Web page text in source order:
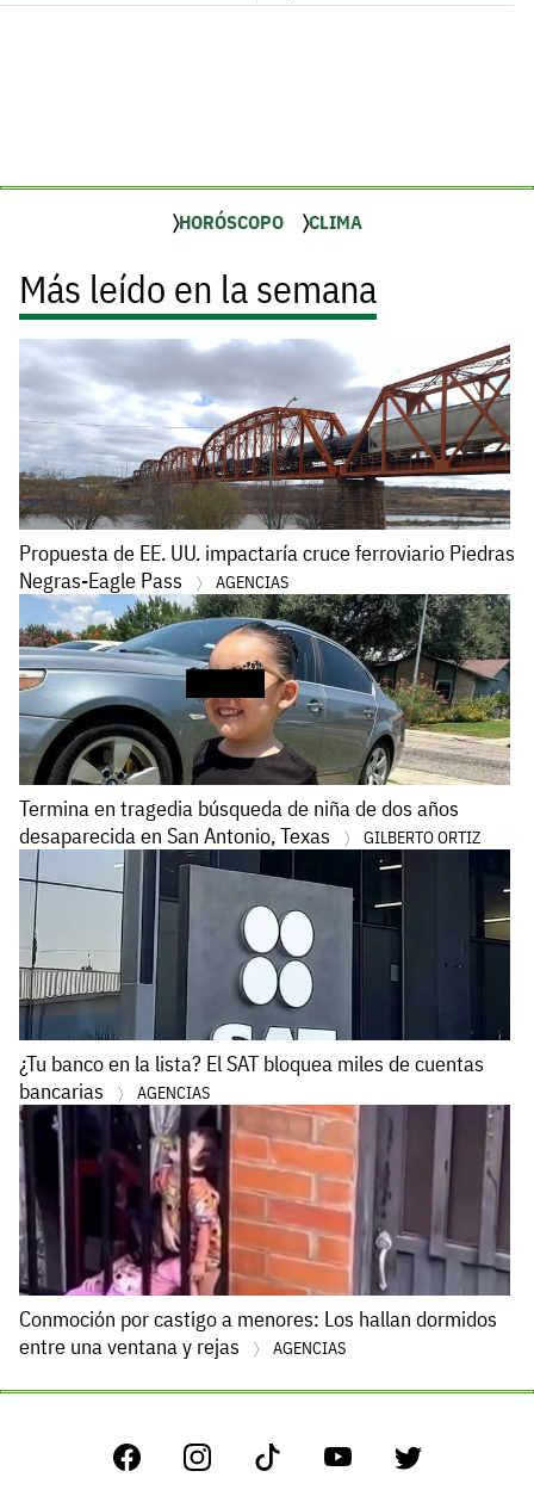
HORÓSCOPO CLIMA
Más leído en la semana
Propuesta de EE. UU. impactaría cruce ferroviario Piedras
Negras-Eagle Pass
AGENCIAS
Termina en tragedia búsqueda de niña de dos años
desaparecida en San Antonio, Texas
GILBERTO ORTIZ
¿Tu banco en la lista? El SAT bloquea miles de cuentas
bancarias
AGENCIAS
Conmoción por castigo a menores: Los hallan dormidos
entre una ventana y rejas
AGENCIAS